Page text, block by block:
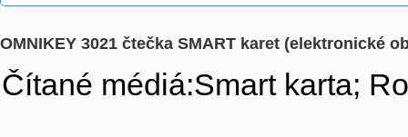
OMNIKEY 3021 čtečka SMART karet (elektronické
Čítané médiá:Smart karta;